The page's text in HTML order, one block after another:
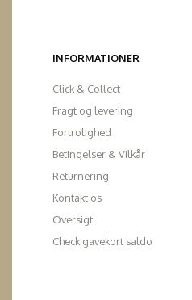
INFORMATIONER
Click & Collect
Fragt og levering
Fortrolighed
Betingelser & Vilkår
Returnering
Kontakt os
Oversigt
Check gavekort saldo